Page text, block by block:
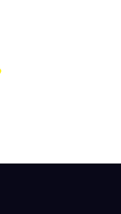
ビー」の総合ニュ